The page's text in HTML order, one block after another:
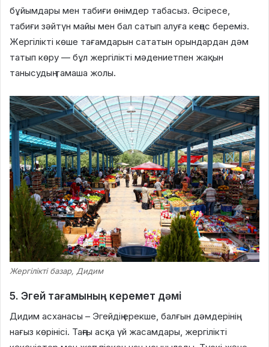
бұйымдары мен табиғи өнімдер табасыз. Әсіресе,
табиғи зәйтүн майы мен бал сатып алуға кеңес береміз.
Жергілікті көше тағамдарын сататын орындардан дәм
татып көру — бұл жергілікті мәдениетпен жақын
танысудың тамаша жолы.
Жергілікті базар, Дидим
5. Эгей тағамының керемет дәмі
Дидим асханасы – Эгейдің ерекше, балғын дәмдерінің
нағыз көрінісі. Таңғы асқа үй жасамдары, жергілікті